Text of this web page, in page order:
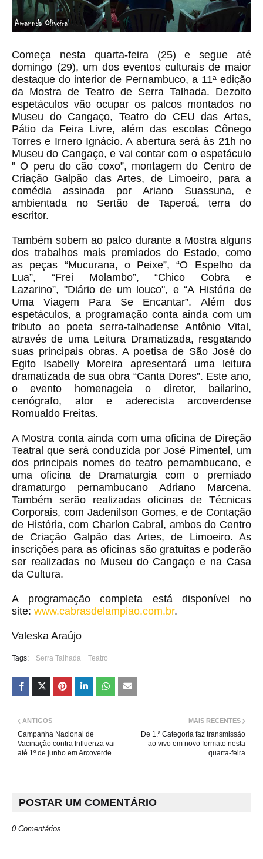
Começa nesta quarta-feira (25) e segue até
domingo (29), um dos eventos culturais de maior
destaque do interior de Pernambuco, a 11ª edição
da Mostra de Teatro de Serra Talhada. Dezoito
espetáculos vão ocupar os palcos montados no
Museu do Cangaço, Teatro do CEU das Artes,
Pátio da Feira Livre, além das escolas Cônego
Torres e Irnero Ignácio. A abertura será às 21h no
Museu do Cangaço, e vai contar com o espetáculo
" O peru do cão coxo”, montagem do Centro de
Criação Galpão das Artes, de Limoeiro, para a
comédia assinada por Ariano Suassuna, e
ambientada no Sertão de Taperoá, terra do
escritor.
Também sobem ao palco durante a Mostra alguns
dos trabalhos mais premiados do Estado, como
as peças “Mucurana, o Peixe”, “O Espelho da
Lua”, “Frei Molambo”, “Chico Cobra e
Lazarino”, "Diário de um louco", e “A História de
Uma Viagem Para Se Encantar”. Além dos
espetáculos, a programação conta ainda com um
tributo ao poeta serra-talhadense Antônio Vital,
através de uma Leitura Dramatizada, resgatando
suas principais obras. A poetisa de São José do
Egito Isabelly Moreira apresentará uma leitura
dramatizada de sua obra “Canta Dores”. Este ano,
o evento homenageia o diretor, bailarino,
cenógrafo, ator e aderecista arcoverdense
Romualdo Freitas.
A Mostra conta ainda com uma oficina de Direção
Teatral que será conduzida por José Pimentel, um
dos principais nomes do teatro pernambucano, e
uma oficina de Dramaturgia com o premiado
dramaturgo pernambucano Adriano Marcena.
Também serão realizadas oficinas de Técnicas
Corporais, com Jadenilson Gomes, e de Contação
de História, com Charlon Cabral, ambos do Centro
de Criação Galpão das Artes, de Limoeiro. As
inscrições para as oficinas são gratuitas e poderão
ser realizadas no Museu do Cangaço e na Casa
da Cultura.
A programação completa está disponível no
site: www.cabrasdelampiao.com.br.
Valeska Araújo
Tags: Serra Talhada Teatro
MAIS RECENTES
De 1.ª Categoria faz transmissão
ao vivo em novo formato nesta
quarta-feira
ANTIGOS
Campanha Nacional de
Vacinação contra Influenza vai
até 1º de junho em Arcoverde
POSTAR UM COMENTÁRIO
0 Comentários